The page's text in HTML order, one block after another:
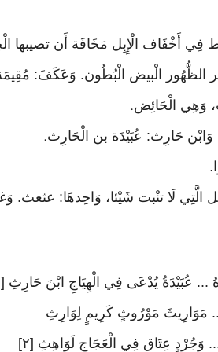
.
.
.
... عُبَيْدَةُ يُدْعَى فِي الْهِيَاجِ ابْنَ حَارِثِ [١]
مَوَارِيثَ مَوْرُوثٍ كَرِيمٍ لِوَارِثِ
وَجُرْدٍ عِتَاقٍ فِي الْعَجَاجِ لَوَاهِثِ [٢]